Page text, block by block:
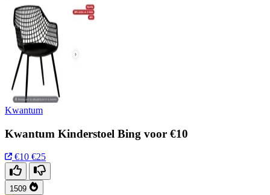
Kwantum
Kwantum Kinderstoel Bing voor €10
€10 €25
1509